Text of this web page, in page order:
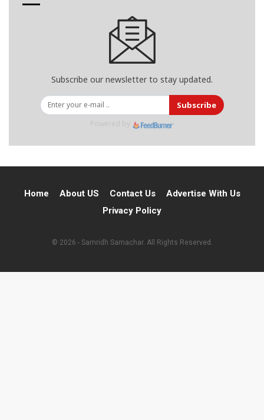
Subscribe our newsletter to stay updated.
Subscribe
Home About US Contact Us
Advertise With Us
Privacy Policy
© 2026 - Samridh Samachar. All Rights Reserved.